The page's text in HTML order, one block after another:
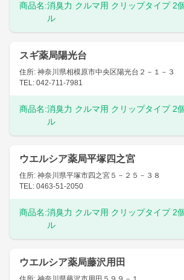
商品名:消臭力 クルマ用 クリップタイプ 2
ル
スギ薬局陽光台
住所: 神奈川県相模原市中央区陽光台２－１－３
TEL: 042-711-7981
商品名:消臭力 クルマ用 クリップタイプ 2
ル
ウエルシア薬局平塚四之宮
住所: 神奈川県平塚市四之宮５－２５－３８
TEL: 0463-51-2050
商品名:消臭力 クルマ用 クリップタイプ 2
ル
ウエルシア薬局藤沢用田